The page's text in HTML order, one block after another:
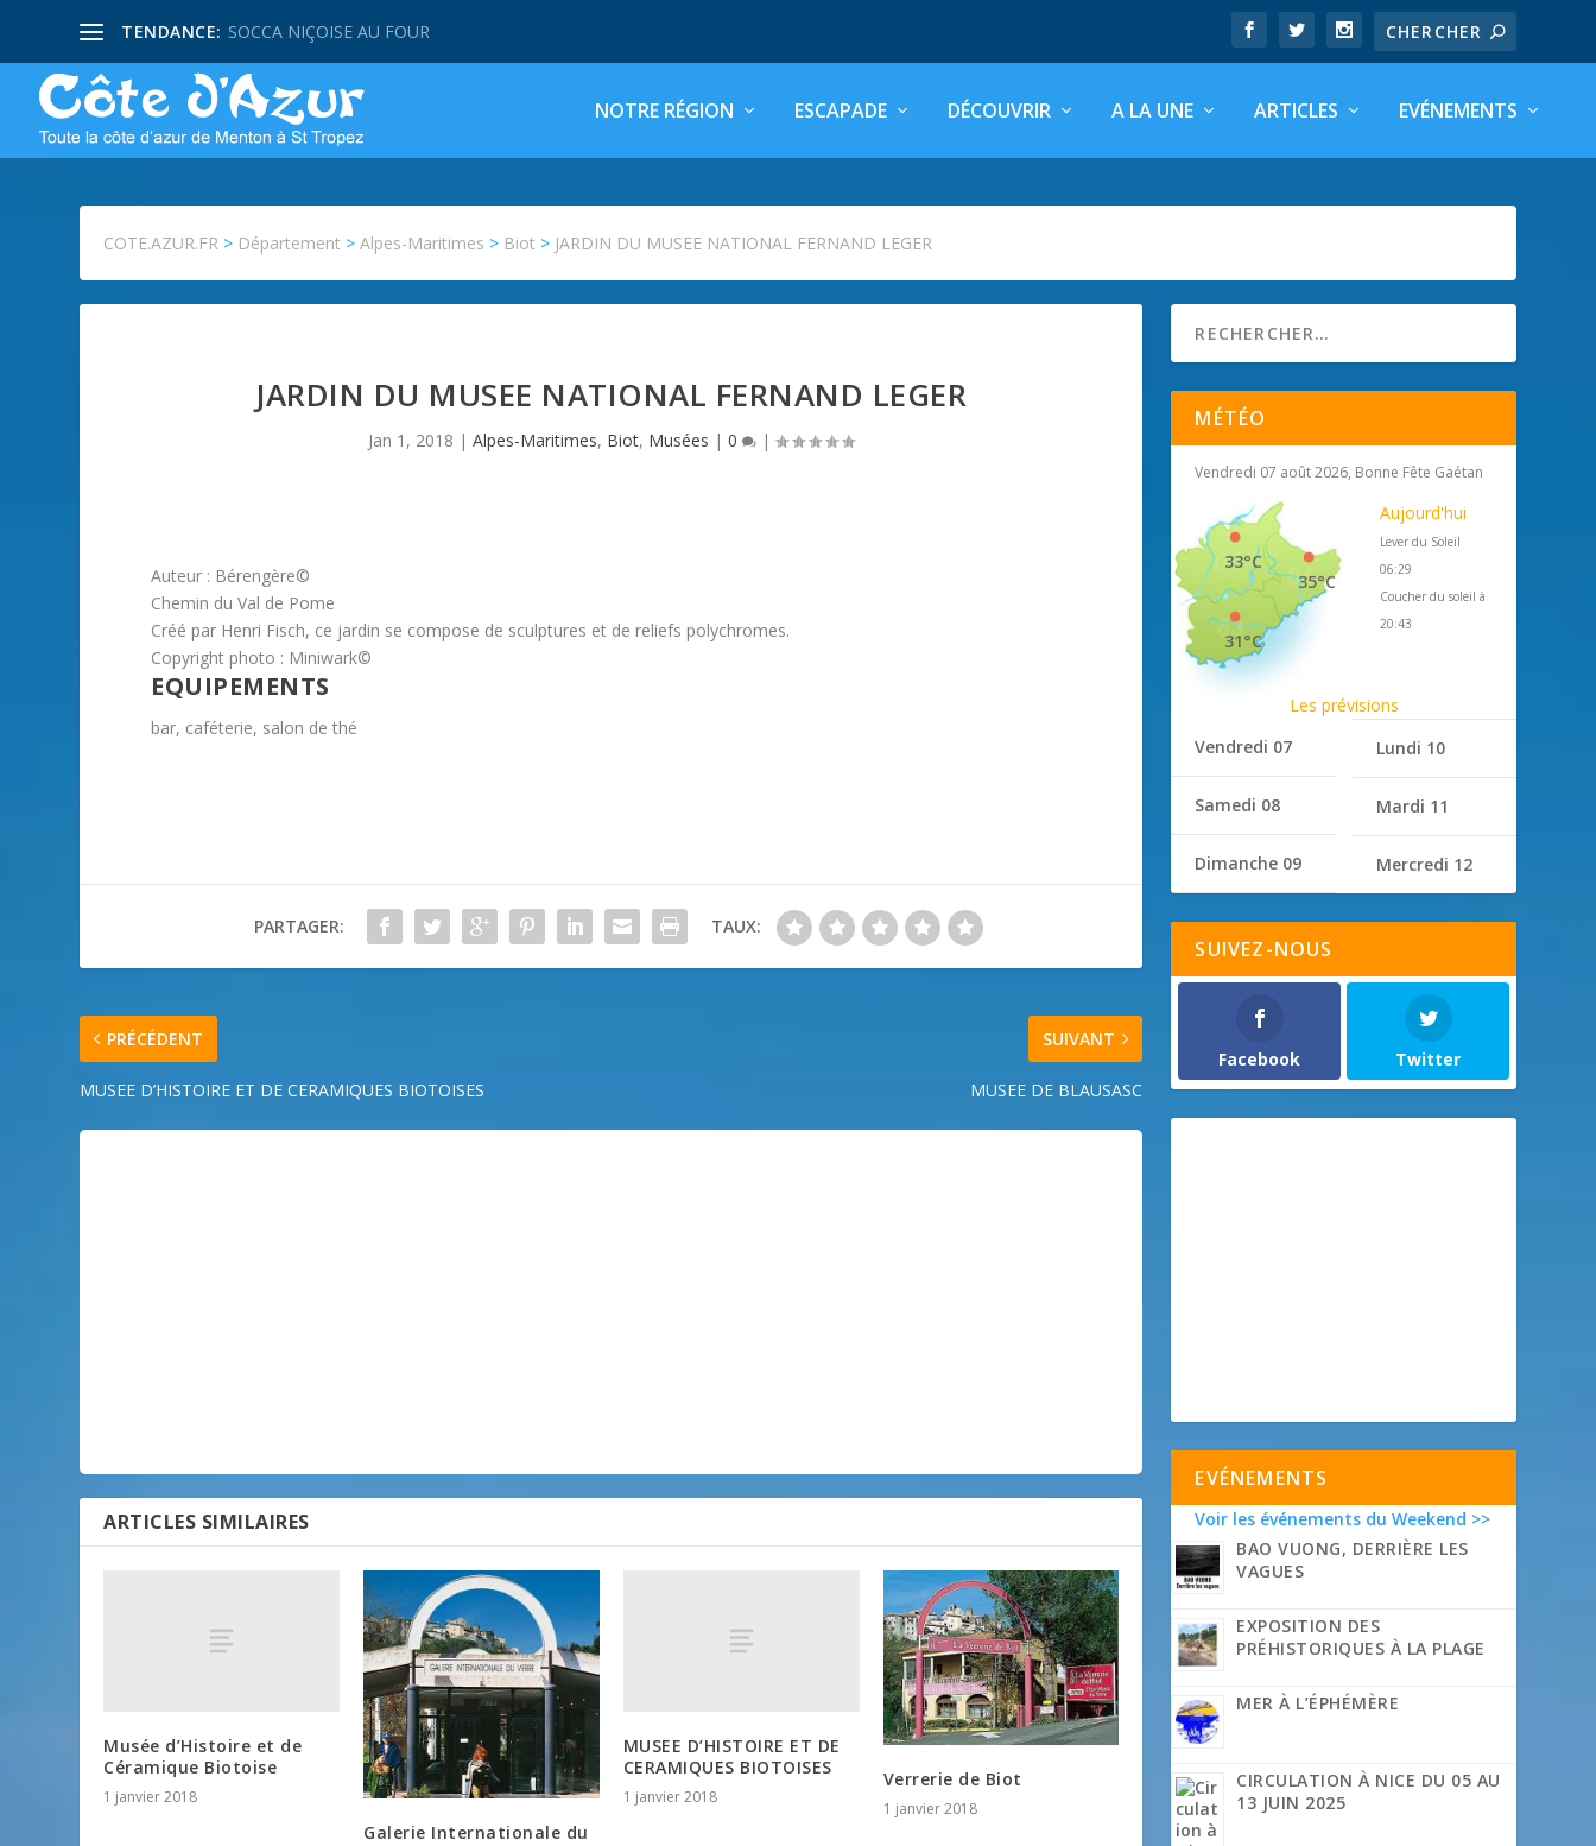
TENDANCE: SOCCA NIÇOISE AU FOUR
NOTRE RÉGION ESCAPADE DÉCOUVRIR A LA UNE ARTICLES EVÉNEMENTS
COTE.AZUR.FR > Département >Alpes-Maritimes > Biot > JARDIN DU MUSEE NATIONAL FERNAND LEGER
JARDIN DU MUSEE NATIONAL FERNAND LEGER
Jan 1, 2018 |Alpes-Maritimes, Biot, Musées |0 |
Auteur : Bérengère©
Chemin du Val de Pome
Créé par Henri Fisch, ce jardin se compose de sculptures et de reliefs polychromes.
Copyright photo : Miniwark©
EQUIPEMENTS
bar, caféterie, salon de thé
PARTAGER: TAUX:
PRÉCÉDENT
MUSEE D’HISTOIRE ET DE CERAMIQUES BIOTOISES
SUIVANT
MUSEE DE BLAUSASC
ARTICLES SIMILAIRES
Musée d’Histoire et de
Céramique Biotoise
1 janvier 2018
Galerie Internationale du
MUSEE D’HISTOIRE ET DE
CERAMIQUES BIOTOISES
1 janvier 2018
Verrerie de Biot
1 janvier 2018
MÉTÉO
Vendredi 07 août 2026, Bonne Fête Gaétan
35°C
33°C
31°C
Aujourd'hui
Lever du Soleil
06:29
Coucher du soleil à
20:43
Les prévisions
Vendredi 07
Samedi 08
Dimanche 09
Lundi 10
Mardi 11
Mercredi 12
SUIVEZ-NOUS
Facebook Twitter
EVÉNEMENTS
Voir les événements du Weekend >>
BAO VUONG, DERRIÈRE LES
VAGUES
EXPOSITION DES
PRÉHISTORIQUES À LA PLAGE
MER À L’ÉPHÉMÈRE
CIRCULATION À NICE DU 05 AU
13 JUIN 2025